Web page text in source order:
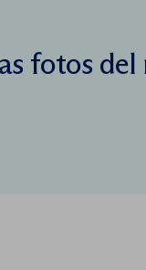
fotos